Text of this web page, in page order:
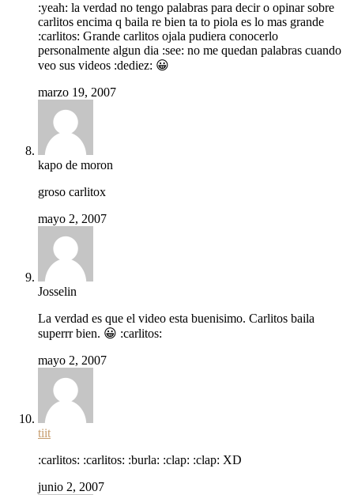
:yeah: la verdad no tengo palabras para decir o opinar sobre
carlitos encima q baila re bien ta to piola es lo mas grande
:carlitos: Grande carlitos ojala pudiera conocerlo
personalmente algun dia :see: no me quedan palabras cuando
veo sus videos :dediez: 😀
marzo 19, 2007
kapo de moron
groso carlitox
mayo 2, 2007
Josselin
La verdad es que el video esta buenisimo. Carlitos baila
superrr bien. 😀 :carlitos:
mayo 2, 2007
tiit
:carlitos: :carlitos: :burla: :clap: :clap: XD
junio 2, 2007